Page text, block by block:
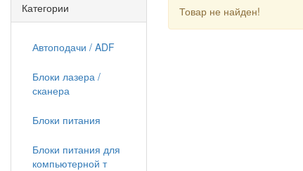
Товар не найден!
Категории
Автоподачи / ADF
Блоки лазера /
сканера
Блоки питания
Блоки питания для
компьютерной т